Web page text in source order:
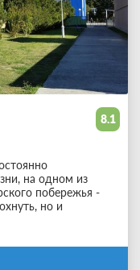
8.1
на одном из
побережья -
но и